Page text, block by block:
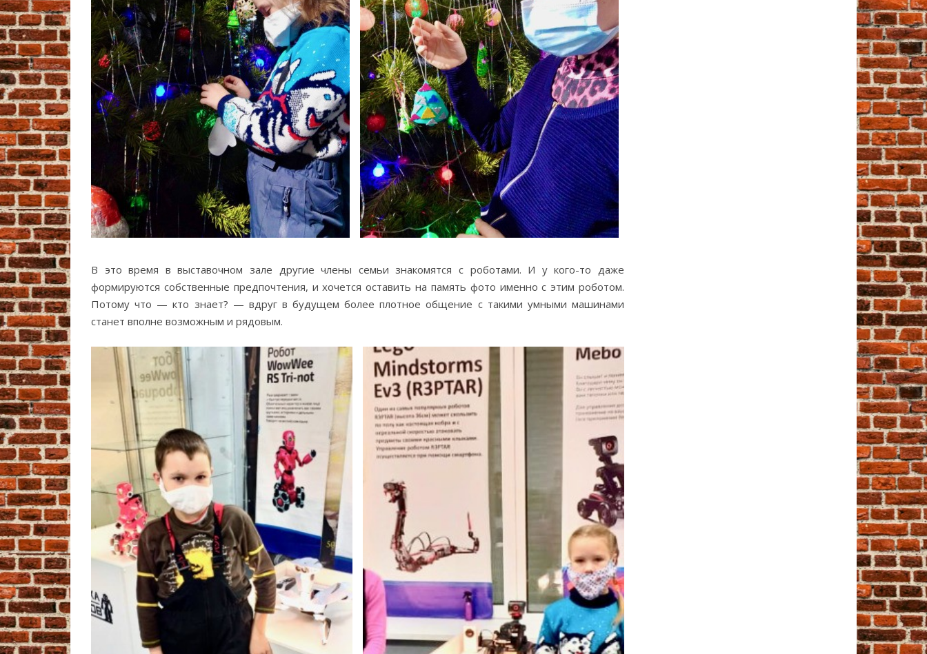
В это время в выставочном зале другие члены семьи знакомятся с роботами. И у кого-то даже
формируются собственные предпочтения, и хочется оставить на память фото именно с этим роботом.
Потому что — кто знает? — вдруг в будущем более плотное общение с такими умными машинами
станет вполне возможным и рядовым.